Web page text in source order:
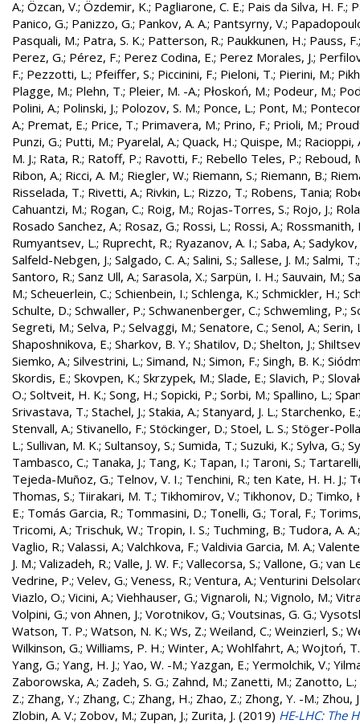
A.; Özcan, V.; Özdemir, K.; Pagliarone, C. E.; Pais da Silva, H. F.;
Panico, G.; Panizzo, G.; Pankov, A. A.; Pantsyrny, V.;
Pasquali, M.; Patra, S. K.; Patterson, R.; Paukkunen, H.; Pauss, F.
Perez, G.; Pérez, F.; Perez Codina, E.; Perez Morales, J.;
F.; Pezzotti, L.; Pfeiffer, S.; Piccinini, F.; Pieloni, T.; Pierini, M.;
Plagge, M.; Plehn, T.; Pleier, M. -A.; Płoskoń, M.; Podeur, M.;
Polini, A.; Polinski, J.; Polozov, S. M.; Ponce, L.; Pont, M.;
A.; Premat, E.; Price, T.; Primavera, M.; Prino, F.; Prioli, M.;
Punzi, G.; Putti, M.; Pyarelal, A.; Quack, H.; Quispe, M.; Racioppi,
M. J.; Rata, R.; Ratoff, P.; Ravotti, F.; Rebello Teles, P.; Reboud,
Ribon, A.; Ricci, A. M.; Riegler, W.; Riemann, S.; Riemann, B.;
Risselada, T.; Rivetti, A.; Rivkin, L.; Rizzo, T.; Robens, Tania;
Cahuantzi, M.; Rogan, C.; Roig, M.; Rojas-Torres, S.; Rojo, J.;
Rosado Sanchez, A.; Rosaz, G.; Rossi, L.; Rossi, A.; Rossmanith,
Rumyantsev, L.; Ruprecht, R.; Ryazanov, A. I.; Saba, A.; Sadykov,
Salfeld-Nebgen, J.; Salgado, C. A.; Salini, S.; Sallese, J. M.; Salmi, T.
Santoro, R.; Sanz Ull, A.; Sarasola, X.; Sarpün, I. H.; Sauvain, M.;
M.; Scheuerlein, C.; Schienbein, I.; Schlenga, K.; Schmickler, H.;
Schulte, D.; Schwaller, P.; Schwanenberger, C.; Schwemling, P.;
Segreti, M.; Selva, P.; Selvaggi, M.; Senatore, C.; Senol, A.; Serin,
Shaposhnikova, E.; Sharkov, B. Y.; Shatilov, D.; Shelton, J.;
Siemko, A.; Silvestrini, L.; Simand, N.; Simon, F.; Singh, B. K.;
Skordis, E.; Skovpen, K.; Skrzypek, M.; Slade, E.; Slavich, P.;
O.; Soltveit, H. K.; Song, H.; Sopicki, P.; Sorbi, M.; Spallino, L.;
Srivastava, T.; Stachel, J.; Stakia, A.; Stanyard, J. L.; Starchenko, E.
Stenvall, A.; Stivanello, F.; Stöckinger, D.; Stoel, L. S.; Stöger-
L.; Sullivan, M. K.; Sultansoy, S.; Sumida, T.; Suzuki, K.; Sylva, G.;
Tambasco, C.; Tanaka, J.; Tang, K.; Tapan, I.; Taroni, S.;
Tejeda-Muñoz, G.; Telnov, V. I.; Tenchini, R.; ten Kate, H. H. J.;
Thomas, S.; Tiirakari, M. T.; Tikhomirov, V.; Tikhonov, D.; Timko,
E.; Tomás Garcia, R.; Tommasini, D.; Tonelli, G.; Toral, F.;
Tricomi, A.; Trischuk, W.; Tropin, I. S.; Tuchming, B.; Tudora, A. A.
Vaglio, R.; Valassi, A.; Valchkova, F.; Valdivia Garcia, M. A.;
J. M.; Valizadeh, R.; Valle, J. W. F.; Vallecorsa, S.; Vallone, G.; van
Vedrine, P.; Velev, G.; Veness, R.; Ventura, A.; Venturini
Viazlo, O.; Vicini, A.; Viehhauser, G.; Vignaroli, N.; Vignolo, M.;
Volpini, G.; von Ahnen, J.; Vorotnikov, G.; Voutsinas, G. G.;
Watson, T. P.; Watson, N. K.; Ws, Z.; Weiland, C.; Weinzierl, S.;
Wilkinson, G.; Williams, P. H.; Winter, A.; Wohlfahrt, A.; Wojtoń, T.
Yang, G.; Yang, H. J.; Yao, W. -M.; Yazgan, E.; Yermolchik, V.;
Zaborowska, A.; Zadeh, S. G.; Zahnd, M.; Zanetti, M.; Zanotto, L.;
Z.; Zhang, Y.; Zhang, C.; Zhang, H.; Zhao, Z.; Zhong, Y. -M.; Zhou,
Zlobin, A. V.; Zobov, M.; Zupan, J.; Zurita, J. (2019) HE-LHC: The